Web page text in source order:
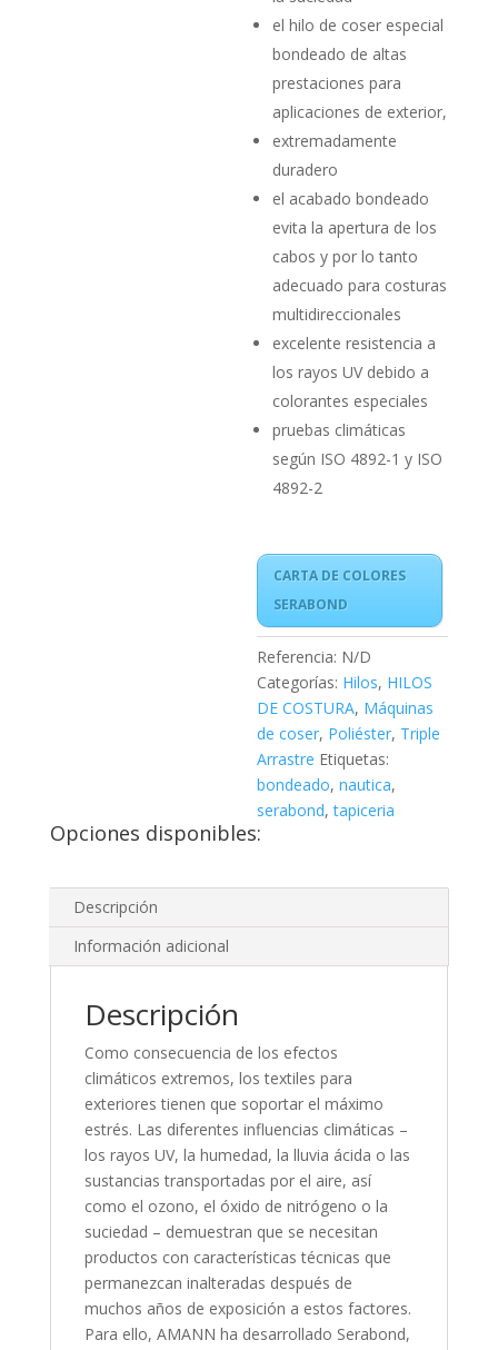
el hilo de coser especial
bondeado de altas
prestaciones para
aplicaciones de exterior,
extremadamente
duradero
el acabado bondeado
evita la apertura de los
cabos y por lo tanto
adecuado para costuras
multidireccionales
excelente resistencia a
los rayos UV debido a
colorantes especiales
pruebas climáticas
según ISO 4892-1 y ISO
4892-2
CARTA DE COLORES
SERABOND
Referencia: N/D
Categorías: Hilos, HILOS
DE COSTURA, Máquinas
de coser, Poliéster, Triple
Arrastre Etiquetas:
bondeado,nautica,
serabond,tapiceria
Opciones disponibles:
Descripción
Información adicional
Descripción
Como consecuencia de los efectos
climáticos extremos, los textiles para
exteriores tienen que soportar el máximo
estrés. Las diferentes influencias climáticas –
los rayos UV, la humedad, la lluvia ácida o las
sustancias transportadas por el aire, así
como el ozono, el óxido de nitrógeno o la
suciedad – demuestran que se necesitan
productos con características técnicas que
permanezcan inalteradas después de
muchos años de exposición a estos factores.
Para ello, AMANN ha desarrollado Serabond,